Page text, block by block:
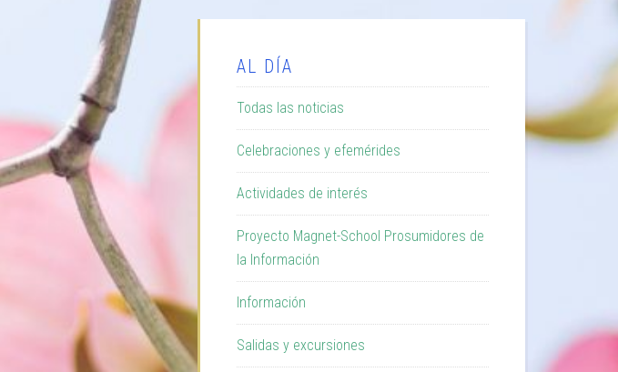
AL DÍA
Todas las noticias
Celebraciones y efemérides
Actividades de interés
Proyecto Magnet-School Prosumidores de
la Información
Información
Salidas y excursiones